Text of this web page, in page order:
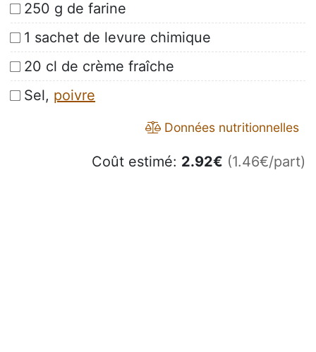
250 g de farine
1 sachet de levure chimique
20 cl de crème fraîche
Sel, poivre
Données nutritionnelles
Coût estimé: 2.92€ (1.46€/part)